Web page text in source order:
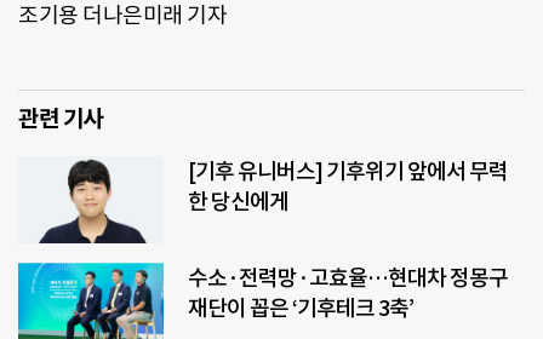
조기용 더나은미래 기자
관련 기사
[기후 유니버스] 기후위기 앞에서 무력
한 당신에게
수소·전력망·고효율…현대차 정몽구
재단이 꼽은 ‘기후테크 3축’